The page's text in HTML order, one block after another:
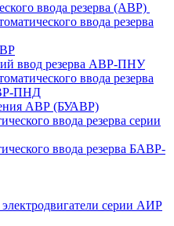
ввода резерва (АВР)
ввода резерва
ввод резерва АВР-ПНУ
ввода резерва
ПНД
АВР (БУАВР)
ввода резерва серии
ввода резерва БАВР-
серии АИР